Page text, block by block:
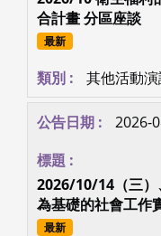
合計畫 分區座談
最新
其他活動
2026-
2026/10/14（三）
為基礎的社會工作
最新